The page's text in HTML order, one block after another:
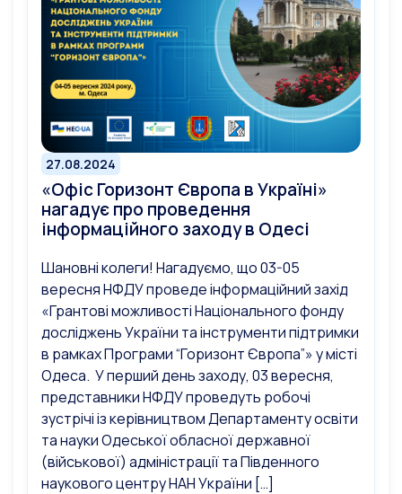
27.08.2024
«Офіс Горизонт Європа в Україні»
нагадує про проведення
інформаційного заходу в Одесі
Шановні колеги! Нагадуємо, що 03-05
вересня НФДУ проведе інформаційний захід
«Грантові можливості Національного фонду
досліджень України та інструменти підтримки
в рамках Програми “Горизонт Європа”» у місті
Одеса. У перший день заходу, 03 вересня,
представники НФДУ проведуть робочі
зустрічі із керівництвом Департаменту освіти
та науки Одеської обласної державної
(військової) адміністрації та Південного
наукового центру НАН України […]